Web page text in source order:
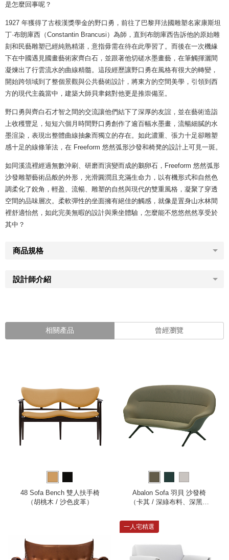
是怎麼回事呢？
1927 年獲得了古根漢獎學金的野口勇，前往了巴黎拜法國雕塑名家康斯坦
丁·布朗庫西（Constantin Brancusi）為師，直到布朗庫西告訴他的原始雕
刻和民藝雕塑已經純熟精湛，意指毋需在待在此學習了。而後在一次機緣
下在中國遇見國畫藝術家齊白石，並跟著他切磋水墨畫藝，在筆觸揮灑間
凝煉出了行雲流水的曲線精髓。這段經歷讓野口勇在風格有很大的轉變，
開始跨領域到了整個景觀與公共藝術設計，將東方的空間美學，引領到西
方的現代主義當中，建築大師貝聿銘對他更是推崇備至。
野口勇與齊白石才智之間的交流讓他們結下了深厚的友誼，並在藝術造詣
上收穫豐足，短短六個月時間野口勇創作了逾百幅水墨畫，流暢細膩的水
墨渲染，表現出整體曲線抽象而獨立的存在。如此濃重、張力十足卻雕塑
感十足的線條筆法，在 Freeform 悠然弧形沙發和椅凳的設計上可見一斑。
如同溪流裡經過無數沖刷、研磨而演變而成的鵝卵石，Freeform 悠然弧形
沙發雕塑藝術品般的外形，光滑圓潤且充滿生命力，以有機形式和自然色
調柔化了銳角，輕盈、流暢、雕塑的自然與現代的雙重風格，凝聚了穿透
空間的品味層次。柔軟彈性的坐面擁有絕佳的觸感，就像是置身山水林間
裡舒適怡然，如此完美無暇的設計與乘坐體驗，怎麼能不悠悠然然享受於
其中？
商品規格
設計師介紹
相關產品 曾經瀏覽
48 Sofa Bench 雙人扶手椅
（胡桃木 / 沙色皮革）
Abalon Sofa 羽貝 沙發椅
（卡其 / 深綠布料、深黑底
一人宅精選